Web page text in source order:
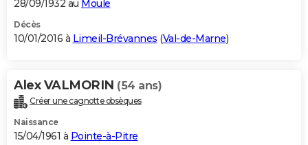
28/09/1932 au Moule
Décès
10/01/2016 à Limeil-Brévannes (Val-de-Marne)
Alex VALMORIN (54 ans)
Créer une cagnotte obsèques
Naissance
15/04/1961 à Pointe-à-Pitre